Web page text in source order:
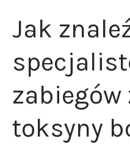
Jak
zabiegów
toksyny